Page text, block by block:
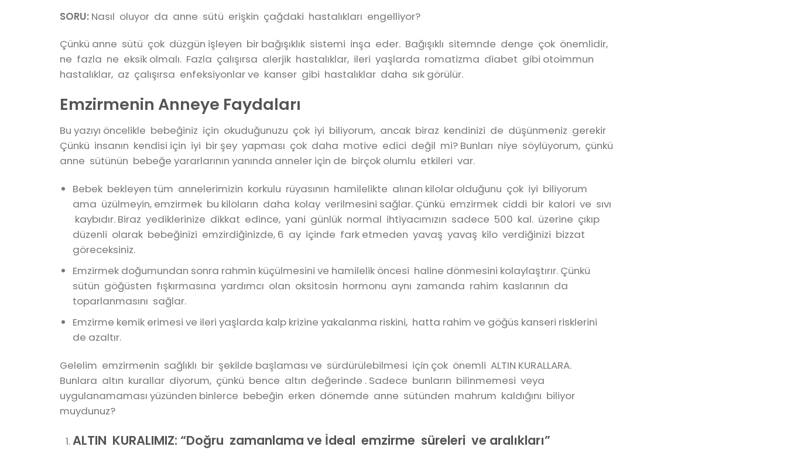
SORU: Nasıl oluyor da anne sütü erişkin çağdaki hastalıkları engelliyor?
Çünkü anne sütü çok düzgün işleyen bir bağışıklık sistemi inşa eder. Bağışıklı sitemnde denge çok önemlidir,
ne fazla ne eksik olmalı. Fazla çalışırsa alerjik hastalıklar, ileri yaşlarda romatizma diabet gibi otoimmun
hastalıklar, az çalışırsa enfeksiyonlar ve kanser gibi hastalıklar daha sık görülür.
Emzirmenin Anneye Faydaları
Bu yazıyı öncelikle bebeğiniz için okuduğunuzu çok iyi biliyorum, ancak biraz kendinizi de düşünmeniz gerekir
Çünkü insanın kendisi için iyi bir şey yapması çok daha motive edici değil mi? Bunları niye söylüyorum, çünkü
anne sütünün bebeğe yararlarının yanında anneler için de birçok olumlu etkileri var.
Bebek bekleyen tüm annelerimizin korkulu rüyasının hamilelikte alınan kilolar olduğunu çok iyi biliyorum
ama üzülmeyin, emzirmek bu kiloların daha kolay verilmesini sağlar. Çünkü emzirmek ciddi bir kalori ve sıvı
kaybıdır. Biraz yediklerinize dikkat edince, yani günlük normal ihtiyacımızın sadece 500 kal. üzerine çıkıp
düzenli olarak bebeğinizi emzirdiğinizde, 6 ay içinde fark etmeden yavaş yavaş kilo verdiğinizi bizzat
göreceksiniz.
Emzirmek doğumundan sonra rahmin küçülmesini ve hamilelik öncesi haline dönmesini kolaylaştırır. Çünkü
sütün göğüsten fışkırmasına yardımcı olan oksitosin hormonu aynı zamanda rahim kaslarının da
toparlanmasını sağlar.
Emzirme kemik erimesi ve ileri yaşlarda kalp krizine yakalanma riskini, hatta rahim ve göğüs kanseri risklerini
de azaltır.
Gelelim emzirmenin sağlıklı bir şekilde başlaması ve sürdürülebilmesi için çok önemli ALTIN KURALLARA.
Bunlara altın kurallar diyorum, çünkü bence altın değerinde . Sadece bunların bilinmemesi veya
uygulanamaması yüzünden binlerce bebeğin erken dönemde anne sütünden mahrum kaldığını biliyor
muydunuz?
ALTIN KURALIMIZ: “Doğru zamanlama ve İdeal emzirme süreleri ve aralıkları”